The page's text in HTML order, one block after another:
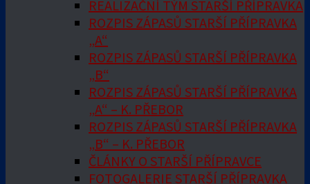
REALIZAČNÍ TÝM STARŠÍ PŘÍPRAVKA
ROZPIS ZÁPASŮ STARŠÍ PŘÍPRAVKA
„A“
ROZPIS ZÁPASŮ STARŠÍ PŘÍPRAVKA
„B“
ROZPIS ZÁPASŮ STARŠÍ PŘÍPRAVKA
„A“ – K. PŘEBOR
ROZPIS ZÁPASŮ STARŠÍ PŘÍPRAVKA
„B“ – K. PŘEBOR
ČLÁNKY O STARŠÍ PŘÍPRAVCE
FOTOGALERIE STARŠÍ PŘÍPRAVKA